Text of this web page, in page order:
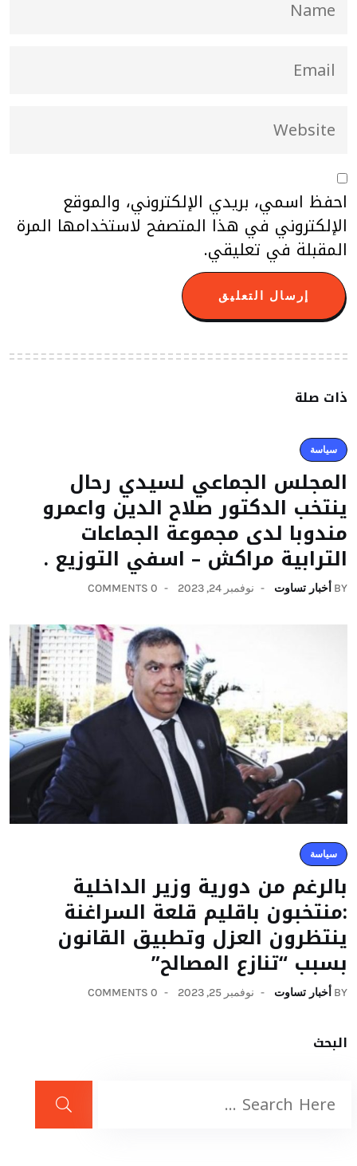
احفظ اسمي، بريدي الإلكتروني، والموقع
الإلكتروني في هذا المتصفح لاستخدامها المرة
المقبلة في تعليقي.
ذات صلة
سياسة
المجلس الجماعي لسيدي رحال
ينتخب الدكتور صلاح الدين واعمرو
مندوبا لدى مجموعة الجماعات
الترابية مراكش – اسفي التوزيع .
BY أخبار تساوت نوفمبر 24, 2023 0 COMMENTS
سياسة
بالرغم من دورية وزير الداخلية
:منتخبون باقليم قلعة السراغنة
ينتظرون العزل وتطبيق القانون
بسبب “تنازع المصالح”
BY أخبار تساوت نوفمبر 25, 2023 0 COMMENTS
البحث